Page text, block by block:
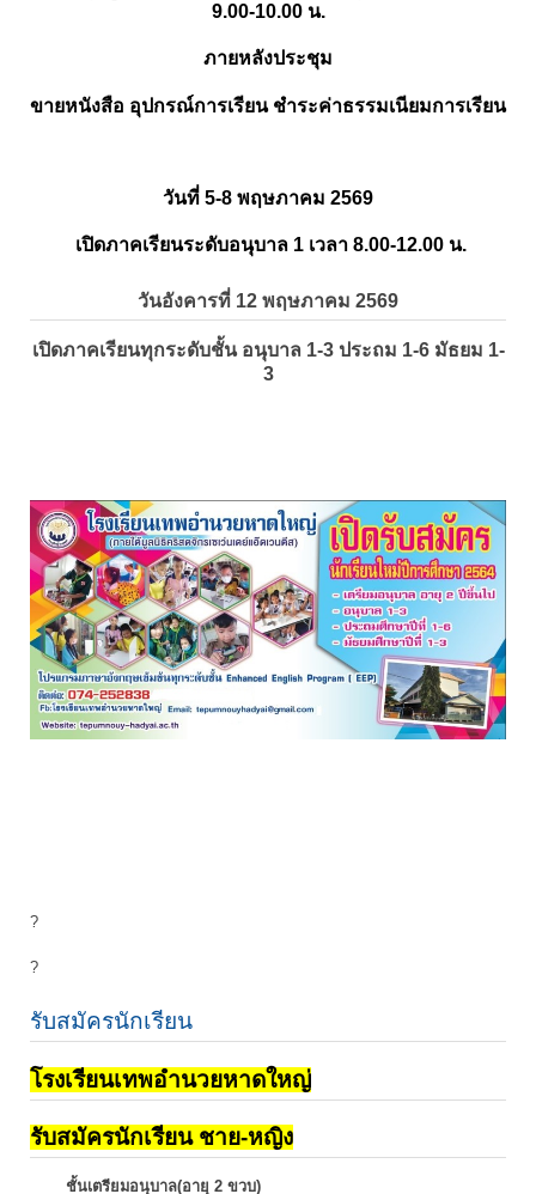
9.00-10.00 น.
ภายหลังประชุม
ขายหนังสือ อุปกรณ์การเรียน ชำระค่าธรรมเนียมการเรียน
วันที่ 5-8 พฤษภาคม 2569
เปิดภาคเรียนระดับอนุบาล 1 เวลา 8.00-12.00 น.
วันอังคารที่ 12 พฤษภาคม 2569
เปิดภาคเรียนทุกระดับชั้น อนุบาล 1-3 ประถม 1-6 มัธยม 1-
3
?
?
รับสมัครนักเรียน
โรงเรียนเทพอำนวยหาดใหญ่
รับสมัครนักเรียน ชาย-หญิง
ชั้นเตรียมอนุบาล(อายุ 2 ขวบ)